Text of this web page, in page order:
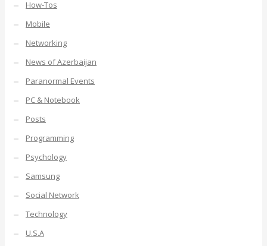
How-Tos
Mobile
Networking
News of Azerbaijan
Paranormal Events
PC & Notebook
Posts
Programming
Psychology
Samsung
Social Network
Technology
U.S.A